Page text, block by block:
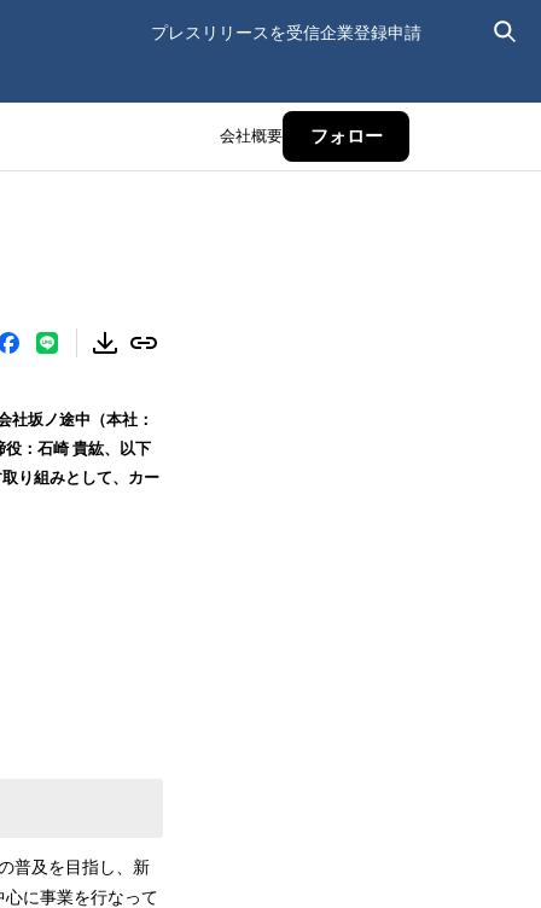
プレスリリースを受信企業登録申請
会社概要 フォロー
社坂ノ途中（本社：
：石崎 貴紘、以下
り組みとして、カー
普及を目指し、新
に事業を行なって